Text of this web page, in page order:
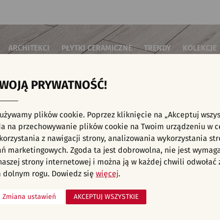
ARCHITEKCI PŁYTKI CERAMICZNE TRENDY KOLEKCJE
do sypialni
kuchenne
łazienkowe
na schody
na taras
komercyjne
Płytki ścienne
Płytki cegiełki
Płytki drewnopodobne
Płytki heksagonalne
Płytki jodełka
Płytki kamienne
Płytki kolorowe
Płytki
Płytki we
KAFELKI - INWESTYCJE, SYPIALNIA,
aranżacji spełniających wybrane filtry. Przejdź do pełnejoferty
PRYWATNOŚĆ!
plików cookie. Poprzez kliknięcie na „Akceptuj
na przechowywanie plików cookie na Twoim urządzeniu w
z nawigacji strony, analizowania wykorzystania
marketingowych. Zgoda ta jest dobrowolna, nie jest
strony internetowej i można ją w każdej chwili odwołać
dolnym rogu. Dowiedz się więcej.
Zmiana ustawień AKCEPTUJ WSZYSTKIE